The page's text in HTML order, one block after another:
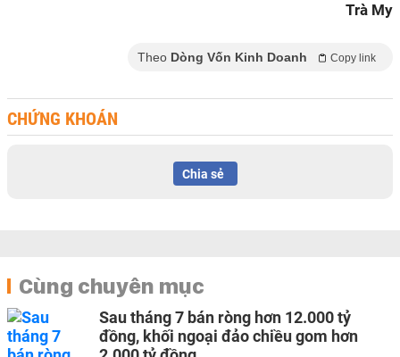
Trà My
Theo Dòng Vốn Kinh Doanh Copy link
CHỨNG KHOÁN
Chia sẻ
Cùng chuyên mục
Sau tháng 7 bán ròng hơn 12.000 tỷ
đồng, khối ngoại đảo chiều gom hơn